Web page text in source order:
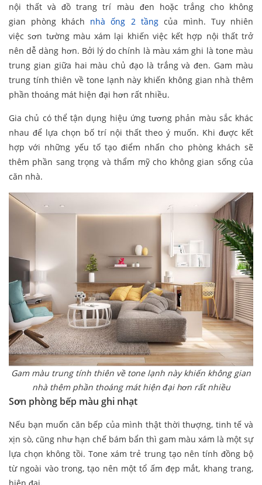
nội thất và đồ trang trí màu đen hoặc trắng cho không
gian phòng khách nhà ống 2 tầngcủa mình. Tuy nhiên
việc sơn tường màu xám lại khiến việc kết hợp nội thất trở
nên dễ dàng hơn. Bởi lý do chính là màu xám ghi là tone màu
trung gian giữa hai màu chủ đạo là trắng và đen. Gam màu
trung tính thiên về tone lạnh này khiến không gian nhà thêm
phần thoáng mát hiện đại hơn rất nhiều.
Gia chủ có thể tận dụng hiệu ứng tương phản màu sắc khác
nhau để lựa chọn bố trí nội thất theo ý muốn. Khi được kết
hợp với những yếu tố tạo điểm nhấn cho phòng khách sẽ
thêm phần sang trọng và thẩm mỹ cho không gian sống của
căn nhà.
Gam màu trung tính thiên về tone lạnh này khiến không gian
nhà thêm phần thoáng mát hiện đại hơn rất nhiều
Sơn phòng bếp màu ghi nhạt
Nếu bạn muốn căn bếp của mình thật thời thượng, tinh tế và
xịn sò, cũng như hạn chế bám bẩn thì gam màu xám là một sự
lựa chọn không tồi. Tone xám trẻ trung tạo nên tính đồng bộ
từ ngoài vào trong, tạo nên một tổ ấm đẹp mắt, khang trang,